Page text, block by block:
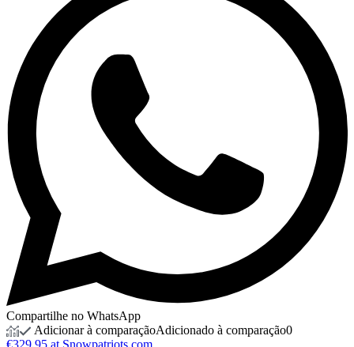
Compartilhe no WhatsApp
Adicionar à comparaçãoAdicionado à comparação0
€329,95 at Snowpatriots.com